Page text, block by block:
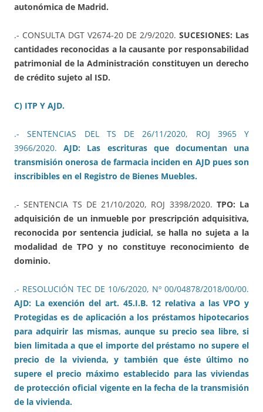
autonómica de Madrid.
.- CONSULTA DGT V2674-20 DE 2/9/2020. SUCESIONES: Las
cantidades reconocidas a la causante por responsabilidad
patrimonial de la Administración constituyen un derecho
de crédito sujeto al ISD.
C) ITP Y AJD.
.- SENTENCIAS DEL TS DE 26/11/2020, ROJ 3965 Y
3966/2020.AJD: Las escrituras que documentan una
transmisión onerosa de farmacia inciden en AJD pues son
inscribibles en el Registro de Bienes Muebles.
.- SENTENCIA TS DE 21/10/2020, ROJ 3398/2020. TPO: La
adquisición de un inmueble por prescripción adquisitiva,
reconocida por sentencia judicial, se halla no sujeta a la
modalidad de TPO y no constituye reconocimiento de
dominio.
.- RESOLUCIÓN TEC DE 10/6/2020, Nº 00/04878/2018/00/00.
AJD: La exención del art. 45.I.B. 12 relativa a las VPO y
Protegidas es de aplicación a los préstamos hipotecarios
para adquirir las mismas, aunque su precio sea libre, si
bien limitada a que el importe del préstamo no supere el
precio de la vivienda, y también que éste último no
supere el precio máximo establecido para las viviendas
de protección oficial vigente en la fecha de la transmisión
de la vivienda.